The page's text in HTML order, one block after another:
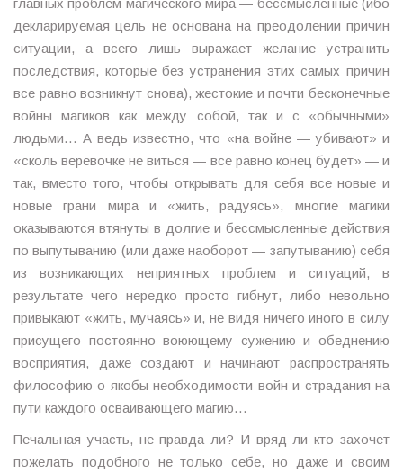
главных проблем магического мира — бессмысленные (ибо
декларируемая цель не основана на преодолении причин
ситуации, а всего лишь выражает желание устранить
последствия, которые без устранения этих самых причин
все равно возникнут снова), жестокие и почти бесконечные
войны магиков как между собой, так и с «обычными»
людьми… А ведь известно, что «на войне — убивают» и
«сколь веревочке не виться — все равно конец будет» — и
так, вместо того, чтобы открывать для себя все новые и
новые грани мира и «жить, радуясь», многие магики
оказываются втянуты в долгие и бессмысленные действия
по выпутыванию (или даже наоборот — запутыванию) себя
из возникающих неприятных проблем и ситуаций, в
результате чего нередко просто гибнут, либо невольно
привыкают «жить, мучаясь» и, не видя ничего иного в силу
присущего постоянно воюющему сужению и обеднению
восприятия, даже создают и начинают распространять
философию о якобы необходимости войн и страдания на
пути каждого осваивающего магию…
Печальная участь, не правда ли? И вряд ли кто захочет
пожелать подобного не только себе, но даже и своим